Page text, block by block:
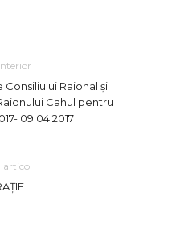
Raional și
Cahul pentru
09.04.2017
articol